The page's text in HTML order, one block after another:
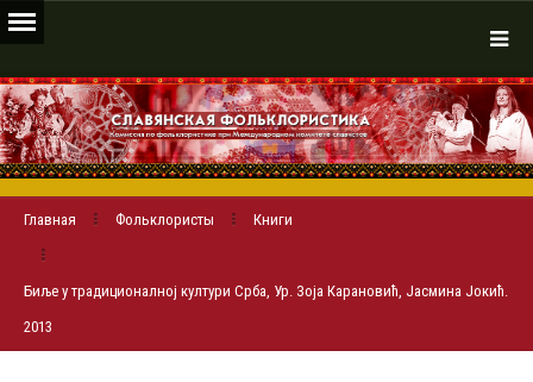
Главная Фольклористы Книги
Биље у традиционалној култури Срба, Ур. Зоја Карановић, Јасмина Јокић.
2013